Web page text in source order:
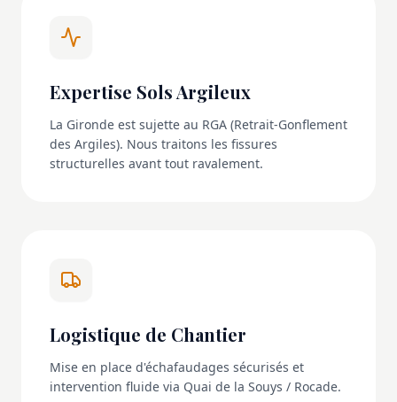
Expertise Sols Argileux
La Gironde est sujette au RGA (Retrait-Gonflement
des Argiles). Nous traitons les fissures
structurelles avant tout ravalement.
Logistique de Chantier
Mise en place d'échafaudages sécurisés et
intervention fluide via Quai de la Souys / Rocade.